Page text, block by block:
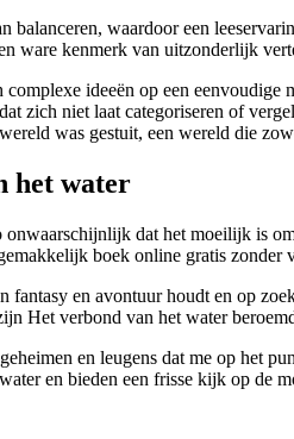
balanceren, waardoor een
ware kenmerk van uitzonderlijk
ideeën op een
zich niet laat categoriseren of
was gestuit, een wereld die
het water
dat het moeilijk is
boek online gratis zonder
en avontuur houdt en op
Het verbond van het water
en leugens dat me op het
en bieden een frisse kijk op de